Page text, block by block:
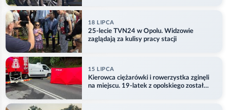
18 LIPCA
25-lecie TVN24 w Opolu. Widzowie
zaglądają za kulisy pracy stacji
15 LIPCA
Kierowca ciężarówki i rowerzystka zginęli
na miejscu. 19-latek z opolskiego został